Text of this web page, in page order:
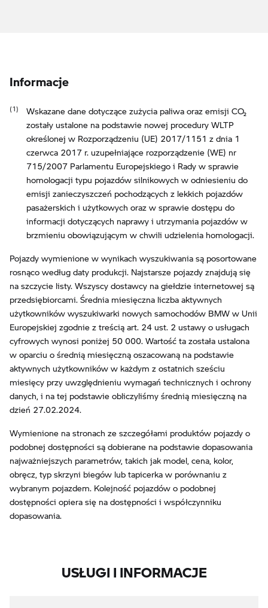
Informacje
Wskazane dane dotyczące zużycia paliwa oraz emisji CO₂
zostały ustalone na podstawie nowej procedury WLTP
określonej w Rozporządzeniu (UE) 2017/1151 z dnia 1
czerwca 2017 r. uzupełniające rozporządzenie (WE) nr
715/2007 Parlamentu Europejskiego i Rady w sprawie
homologacji typu pojazdów silnikowych w odniesieniu do
emisji zanieczyszczeń pochodzących z lekkich pojazdów
pasażerskich i użytkowych oraz w sprawie dostępu do
informacji dotyczących naprawy i utrzymania pojazdów w
brzmieniu obowiązującym w chwili udzielenia homologacji.
Pojazdy wymienione w wynikach wyszukiwania są posortowane
rosnąco według daty produkcji. Najstarsze pojazdy znajdują się
na szczycie listy. Wszyscy dostawcy na giełdzie internetowej są
przedsiębiorcami. Średnia miesięczna liczba aktywnych
użytkowników wyszukiwarki nowych samochodów BMW w Unii
Europejskiej zgodnie z treścią art. 24 ust. 2 ustawy o usługach
cyfrowych wynosi poniżej 50 000. Wartość ta została ustalona
w oparciu o średnią miesięczną oszacowaną na podstawie
aktywnych użytkowników w każdym z ostatnich sześciu
miesięcy przy uwzględnieniu wymagań technicznych i ochrony
danych, i na tej podstawie obliczyliśmy średnią miesięczną na
dzień 27.02.2024.
Wymienione na stronach ze szczegółami produktów pojazdy o
podobnej dostępności są dobierane na podstawie dopasowania
najważniejszych parametrów, takich jak model, cena, kolor,
obręcz, typ skrzyni biegów lub tapicerka w porównaniu z
wybranym pojazdem. Kolejność pojazdów o podobnej
dostępności opiera się na dostępności i współczynniku
dopasowania.
USŁUGI I INFORMACJE